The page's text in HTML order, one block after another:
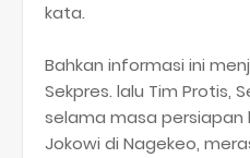
kata.
Bahkan informasi ini
Sekpres. lalu Tim Protis,
selama masa persiapan
Jokowi di Nagekeo,